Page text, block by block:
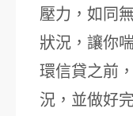
壓力，如同
狀況，讓你
環信貸之前
況，並做好